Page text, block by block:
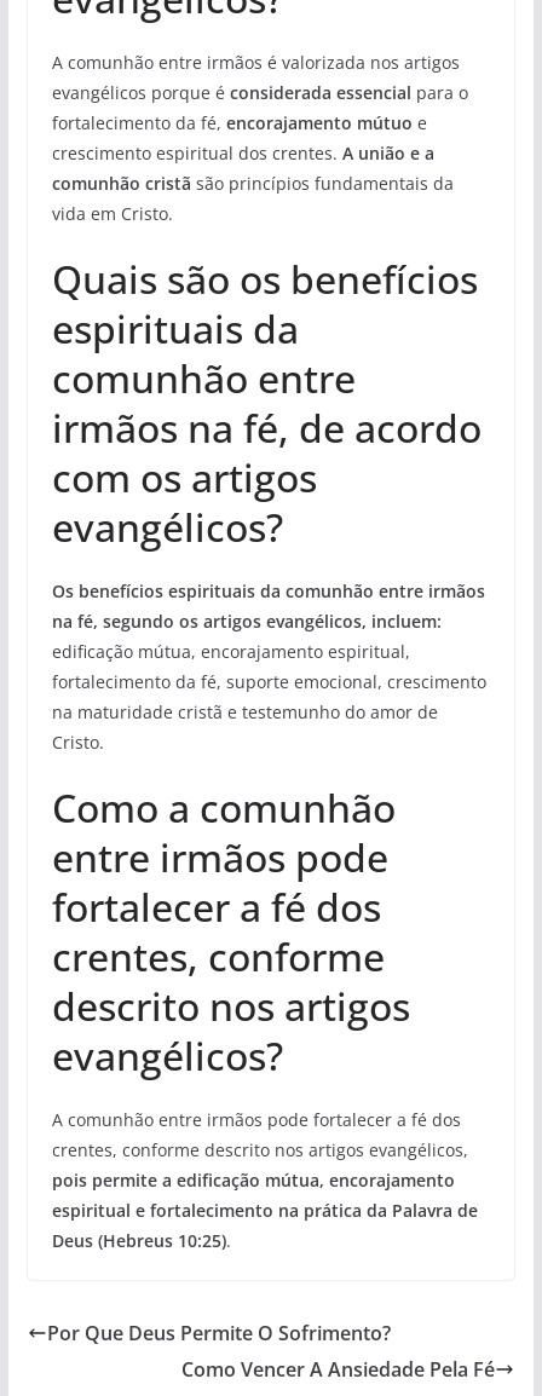
A comunhão entre irmãos é valorizada nos artigos
evangélicos porque é considerada essencial para o
fortalecimento da fé, encorajamento mútuo e
crescimento espiritual dos crentes. A união e a
comunhão cristã são princípios fundamentais da
vida em Cristo.
Quais são os benefícios
espirituais da
comunhão entre
irmãos na fé, de acordo
com os artigos
evangélicos?
Os benefícios espirituais da comunhão entre irmãos
na fé, segundo os artigos evangélicos, incluem:
edificação mútua, encorajamento espiritual,
fortalecimento da fé, suporte emocional, crescimento
na maturidade cristã e testemunho do amor de
Cristo.
Como a comunhão
entre irmãos pode
fortalecer a fé dos
crentes, conforme
descrito nos artigos
evangélicos?
A comunhão entre irmãos pode fortalecer a fé dos
crentes, conforme descrito nos artigos evangélicos,
pois permite a edificação mútua, encorajamento
espiritual e fortalecimento na prática da Palavra de
Deus (Hebreus 10:25).
Por Que Deus Permite O Sofrimento?
Como Vencer A Ansiedade Pela Fé